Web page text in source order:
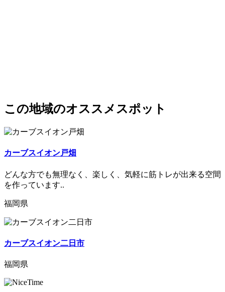
この地域のオススメスポット
カーブスイオン戸畑
どんな方でも無理なく、楽しく、気軽に筋トレが出来る空間
を作っています..
福岡県
カーブスイオン二日市
福岡県